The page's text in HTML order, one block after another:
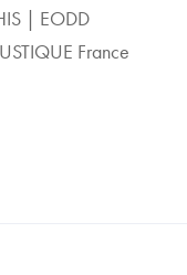
| EODD
France